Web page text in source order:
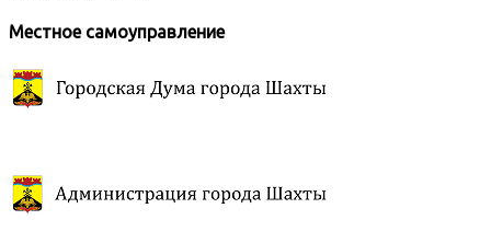
Местное самоуправление